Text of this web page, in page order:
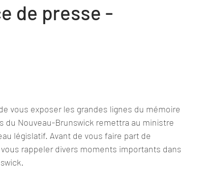
de presse -
vous exposer les grandes lignes du mémoire
du Nouveau-Brunswick remettra au ministre
législatif. Avant de vous faire part de
rappeler divers moments importants dans